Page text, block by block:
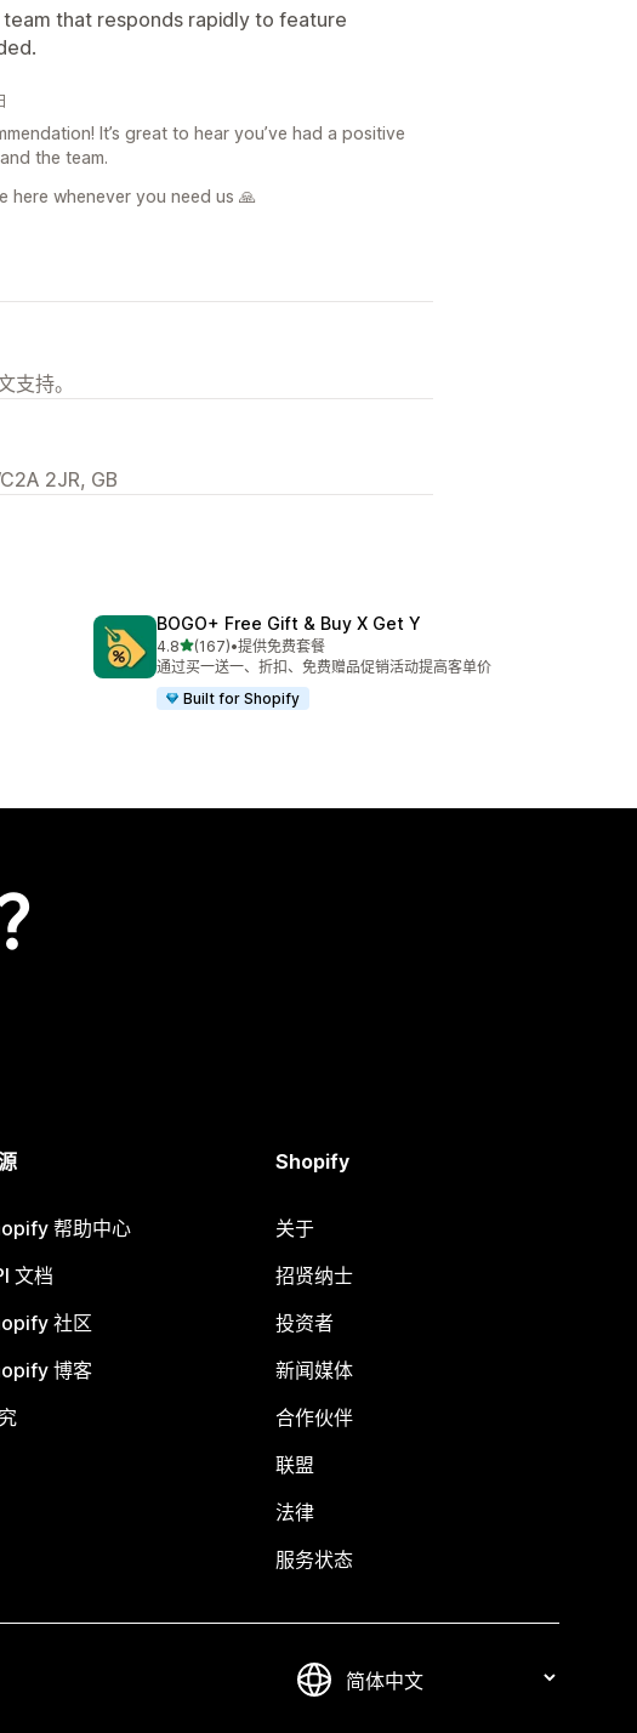
that responds rapidly to feature
It’s great to hear you’ve had a positive
the team.
here whenever you need us 🙏
支持。
2JR, GB
BOGO+ Free Gift & Buy X Get Y
4.8星（满分 5 星）
(167)
总共 167 条评论
•提供免费套餐
通过买一送一、折扣、免费赠品促销活动提高客单价
Built for Shopify
帮助中心
文档
社区
博客
Shopify
关于
招贤纳士
投资者
新闻媒体
合作伙伴
联盟
法律
服务状态